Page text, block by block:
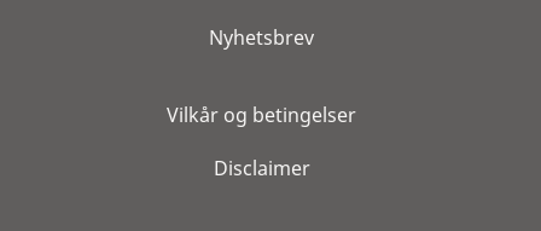
Nyhetsbrev
Vilkår og betingelser
Disclaimer